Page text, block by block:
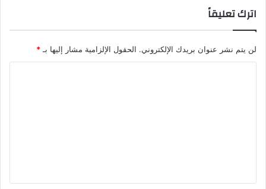
اترك تعليقاً
لن يتم نشر عنوان بريدك الإلكتروني. الحقول الإلزامية مشار إليها بـ *